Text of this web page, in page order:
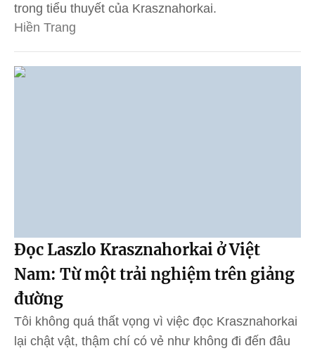
trong tiểu thuyết của Krasznahorkai.
Hiền Trang
Đọc Laszlo Krasznahorkai ở Việt
Nam: Từ một trải nghiệm trên giảng
đường
Tôi không quá thất vọng vì việc đọc Krasznahorkai
lại chật vật, thậm chí có vẻ như không đi đến đâu